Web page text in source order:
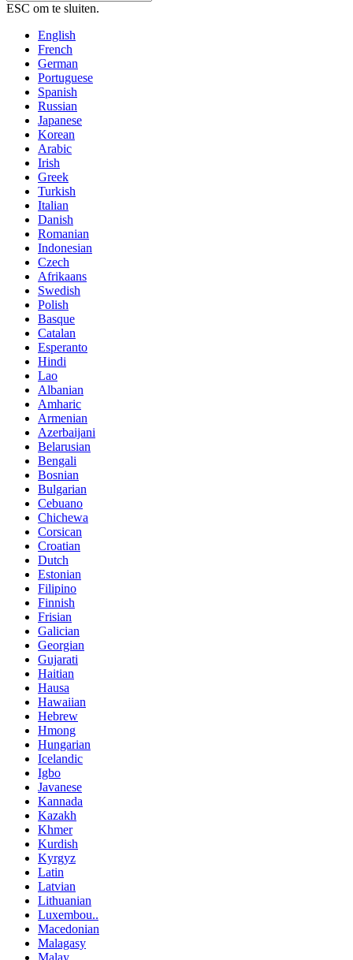
ESC om te sluiten.
English
French
German
Portuguese
Spanish
Russian
Japanese
Korean
Arabic
Irish
Greek
Turkish
Italian
Danish
Romanian
Indonesian
Czech
Afrikaans
Swedish
Polish
Basque
Catalan
Esperanto
Hindi
Lao
Albanian
Amharic
Armenian
Azerbaijani
Belarusian
Bengali
Bosnian
Bulgarian
Cebuano
Chichewa
Corsican
Croatian
Dutch
Estonian
Filipino
Finnish
Frisian
Galician
Georgian
Gujarati
Haitian
Hausa
Hawaiian
Hebrew
Hmong
Hungarian
Icelandic
Igbo
Javanese
Kannada
Kazakh
Khmer
Kurdish
Kyrgyz
Latin
Latvian
Lithuanian
Luxembou..
Macedonian
Malagasy
Malay